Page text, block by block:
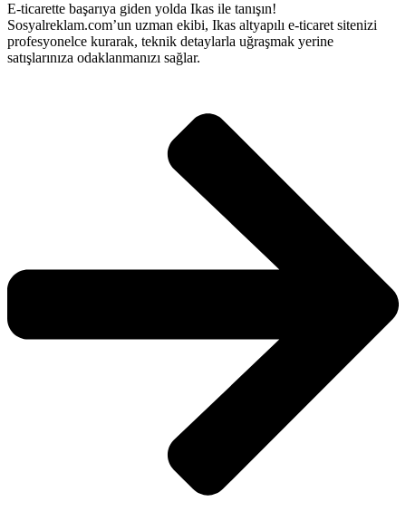
E-ticarette başarıya giden yolda Ikas ile tanışın!
Sosyalreklam.com’un uzman ekibi, Ikas altyapılı e-ticaret sitenizi
profesyonelce kurarak, teknik detaylarla uğraşmak yerine
satışlarınıza odaklanmanızı sağlar.